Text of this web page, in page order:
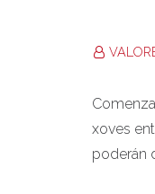
xoves
poderán